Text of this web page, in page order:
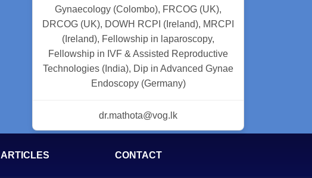
Gynaecology (Colombo), FRCOG (UK),
DRCOG (UK), DOWH RCPI (Ireland), MRCPI
(Ireland), Fellowship in laparoscopy,
Fellowship in IVF & Assisted Reproductive
Technologies (India), Dip in Advanced Gynae
Endoscopy (Germany)
dr.mathota@vog.lk
ARTICLES CONTACT